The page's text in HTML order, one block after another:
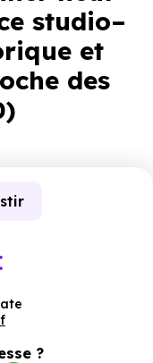
studio–
et
des
?